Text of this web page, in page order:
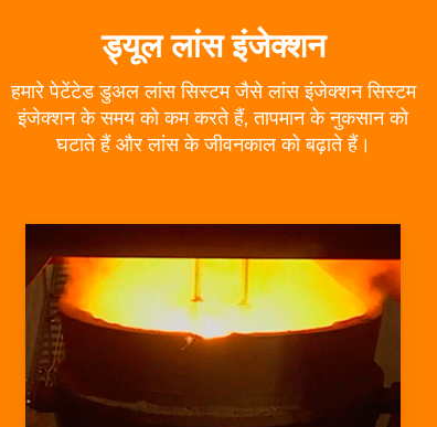
ड्यूल लांस इंजेक्शन
हमारे पेटेंटेड डुअल लांस सिस्टम जैसे लांस इंजेक्शन सिस्टम
इंजेक्शन के समय को कम करते हैं, तापमान के नुकसान को
घटाते हैं और लांस के जीवनकाल को बढ़ाते हैं।